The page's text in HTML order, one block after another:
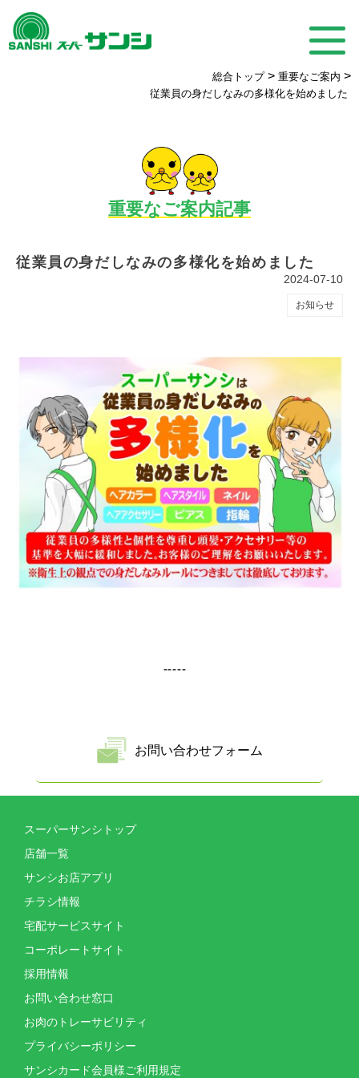
総合トップ > 重要なご案内 >
従業員の身だしなみの多様化を始めました
重要なご案内記事
従業員の身だしなみの多様化を始めました
2024-07-10
お知らせ
お問い合わせフォーム
スーパーサンシトップ
店舗一覧
サンシお店アプリ
チラシ情報
宅配サービスサイト
コーポレートサイト
採用情報
お問い合わせ窓口
お肉のトレーサビリティ
プライバシーポリシー
サンシカード会員様ご利用規定